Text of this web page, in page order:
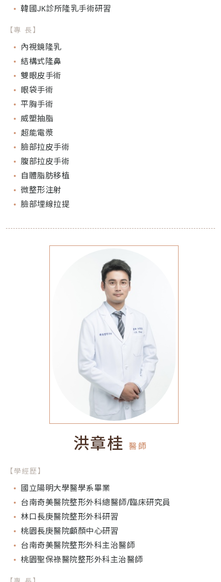
韓國JK診所隆乳手術研習
【專 長】
內視鏡隆乳
結構式隆鼻
雙眼皮手術
眼袋手術
平胸手術
威塑抽脂
超能電漿
臉部拉皮手術
腹部拉皮手術
自體脂肪移植
微整形注射
臉部埋線拉提
洪章桂 醫師
【學經歷】
國立陽明大學醫學系畢業
台南奇美醫院整形外科總醫師/臨床研究員
林口長庚醫院整形外科研習
桃園長庚醫院顱顏中心研習
台南奇美醫院整形外科主治醫師
桃園聖保祿醫院整形外科主治醫師